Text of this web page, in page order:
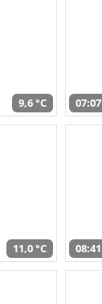
9,6 °C 07:07
11,0 °C 08:41